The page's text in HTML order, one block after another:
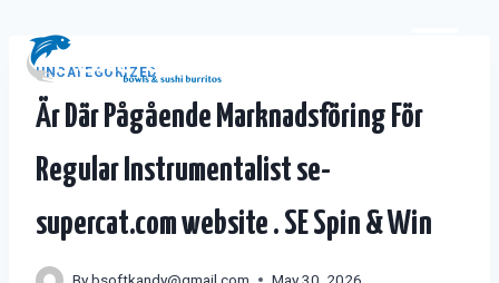
contentUNCATEGORIZED
Är Där Pågående Marknadsföring För
Regular Instrumentalist se-
supercat.com website . SE Spin & Win
Bybsoftkandy@gmail.com May 30, 2026